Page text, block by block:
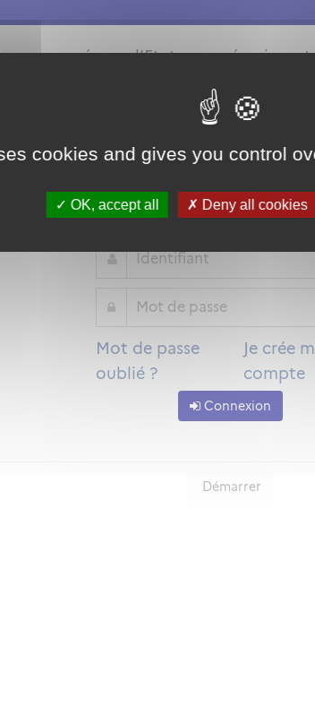
cookies and gives you control
OK, accept all Deny all cookies
proposée par l'Etat pour sécuriser
Qu'est-ce que
ou
Mot de passe
oublié ?
Je crée
compte
Connexion
Démarrer